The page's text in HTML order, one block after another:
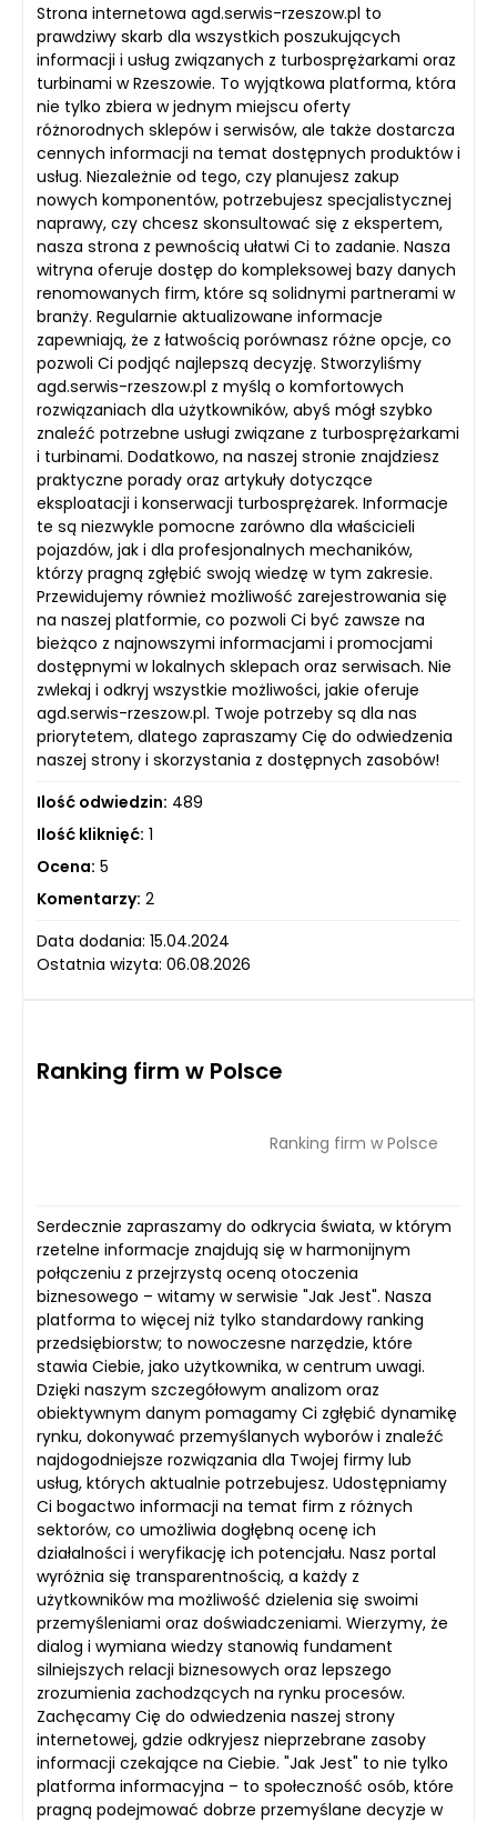
Strona internetowa agd.serwis-rzeszow.pl to
prawdziwy skarb dla wszystkich poszukujących
informacji i usług związanych z turbosprężarkami oraz
turbinami w Rzeszowie. To wyjątkowa platforma, która
nie tylko zbiera w jednym miejscu oferty
różnorodnych sklepów i serwisów, ale także dostarcza
cennych informacji na temat dostępnych produktów i
usług. Niezależnie od tego, czy planujesz zakup
nowych komponentów, potrzebujesz specjalistycznej
naprawy, czy chcesz skonsultować się z ekspertem,
nasza strona z pewnością ułatwi Ci to zadanie. Nasza
witryna oferuje dostęp do kompleksowej bazy danych
renomowanych firm, które są solidnymi partnerami w
branży. Regularnie aktualizowane informacje
zapewniają, że z łatwością porównasz różne opcje, co
pozwoli Ci podjąć najlepszą decyzję. Stworzyliśmy
agd.serwis-rzeszow.pl z myślą o komfortowych
rozwiązaniach dla użytkowników, abyś mógł szybko
znaleźć potrzebne usługi związane z turbosprężarkami
i turbinami. Dodatkowo, na naszej stronie znajdziesz
praktyczne porady oraz artykuły dotyczące
eksploatacji i konserwacji turbosprężarek. Informacje
te są niezwykle pomocne zarówno dla właścicieli
pojazdów, jak i dla profesjonalnych mechaników,
którzy pragną zgłębić swoją wiedzę w tym zakresie.
Przewidujemy również możliwość zarejestrowania się
na naszej platformie, co pozwoli Ci być zawsze na
bieżąco z najnowszymi informacjami i promocjami
dostępnymi w lokalnych sklepach oraz serwisach. Nie
zwlekaj i odkryj wszystkie możliwości, jakie oferuje
agd.serwis-rzeszow.pl. Twoje potrzeby są dla nas
priorytetem, dlatego zapraszamy Cię do odwiedzenia
naszej strony i skorzystania z dostępnych zasobów!
Ilość odwiedzin: 489
Ilość kliknięć: 1
Ocena: 5
Komentarzy: 2
Data dodania: 15.04.2024
Ostatnia wizyta: 06.08.2026
Ranking firm w Polsce
Ranking firm w Polsce
Serdecznie zapraszamy do odkrycia świata, w którym
rzetelne informacje znajdują się w harmonijnym
połączeniu z przejrzystą oceną otoczenia
biznesowego – witamy w serwisie "Jak Jest". Nasza
platforma to więcej niż tylko standardowy ranking
przedsiębiorstw; to nowoczesne narzędzie, które
stawia Ciebie, jako użytkownika, w centrum uwagi.
Dzięki naszym szczegółowym analizom oraz
obiektywnym danym pomagamy Ci zgłębić dynamikę
rynku, dokonywać przemyślanych wyborów i znaleźć
najdogodniejsze rozwiązania dla Twojej firmy lub
usług, których aktualnie potrzebujesz. Udostępniamy
Ci bogactwo informacji na temat firm z różnych
sektorów, co umożliwia dogłębną ocenę ich
działalności i weryfikację ich potencjału. Nasz portal
wyróżnia się transparentnością, a każdy z
użytkowników ma możliwość dzielenia się swoimi
przemyśleniami oraz doświadczeniami. Wierzymy, że
dialog i wymiana wiedzy stanowią fundament
silniejszych relacji biznesowych oraz lepszego
zrozumienia zachodzących na rynku procesów.
Zachęcamy Cię do odwiedzenia naszej strony
internetowej, gdzie odkryjesz nieprzebrane zasoby
informacji czekające na Ciebie. "Jak Jest" to nie tylko
platforma informacyjna – to społeczność osób, które
pragną podejmować dobrze przemyślane decyzje w